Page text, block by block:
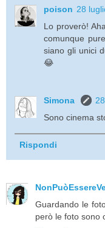
poison 28
Lo proverò!
comunque
siano gli unici
😂
Simona
Sono cinema
Rispondi
Guardando le
però le foto sono